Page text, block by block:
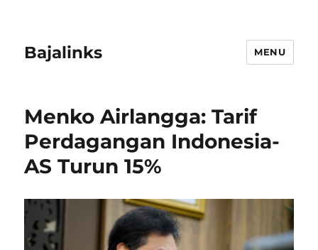
Bajalinks MENU
Menko Airlangga: Tarif
Perdagangan Indonesia-
AS Turun 15%